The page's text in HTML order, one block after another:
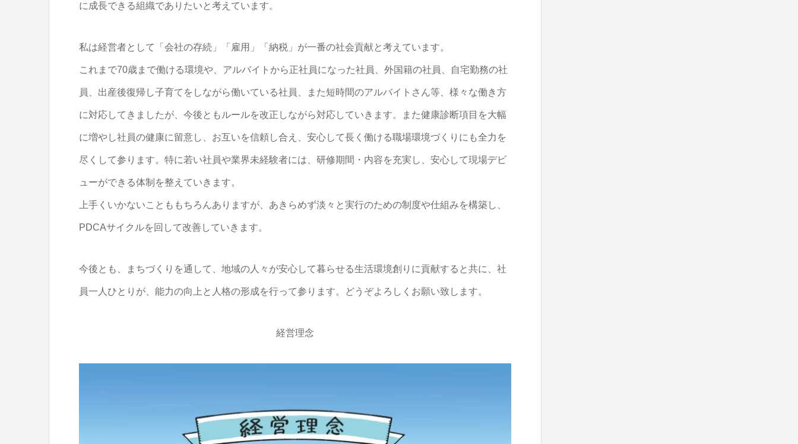
に成長できる組織でありたいと考えています。
私は経営者として「会社の存続」「雇用」「納税」が一番の社会貢献と考えています。
これまで70歳まで働ける環境や、アルバイトから正社員になった社員、外国籍の社員、自宅勤務の社
員、出産後復帰し子育てをしながら働いている社員、また短時間のアルバイトさん等、様々な働き方
に対応してきましたが、今後ともルールを改正しながら対応していきます。また健康診断項目を大幅
に増やし社員の健康に留意し、お互いを信頼し合え、安心して長く働ける職場環境づくりにも全力を
尽くして参ります。特に若い社員や業界未経験者には、研修期間・内容を充実し、安心して現場デビ
ューができる体制を整えていきます。
上手くいかないことももちろんありますが、あきらめず淡々と実行のための制度や仕組みを構築し、
PDCAサイクルを回して改善していきます。
今後とも、まちづくりを通して、地域の人々が安心して暮らせる生活環境創りに貢献すると共に、社
員一人ひとりが、能力の向上と人格の形成を行って参ります。どうぞよろしくお願い致します。
経営理念